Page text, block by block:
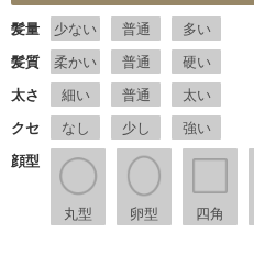
髪量 少ない 普通
多い
髪質
柔かい 普通
硬い
太さ
細い 普通
太い
クセ
なし 少し
強い
顔型
丸型 卵型 四角